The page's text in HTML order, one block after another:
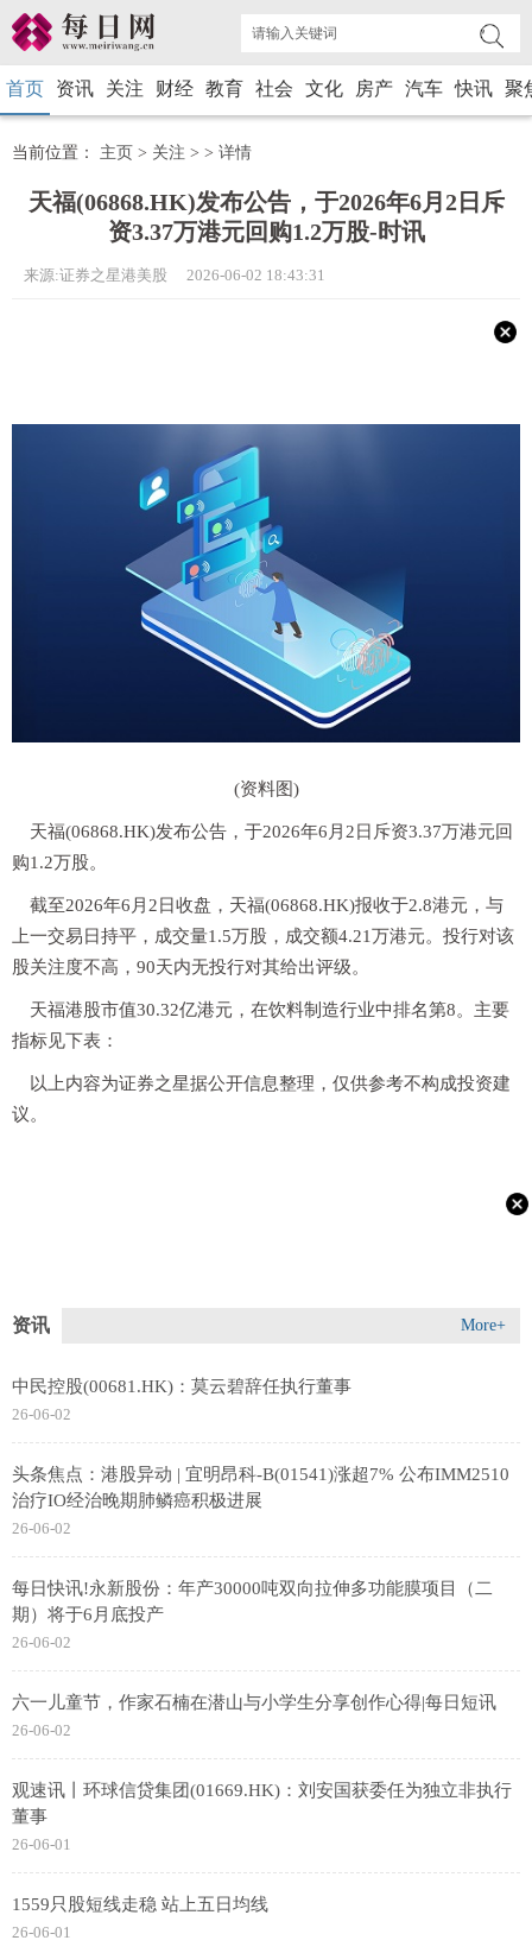
首页 资讯 关注 财经 教育 社会 文化 房产 汽车 快讯 聚
当前位置： 主页 > 关注 > > 详情
天福(06868.HK)发布公告，于2026年6月2日斥
资3.37万港元回购1.2万股-时讯
来源:证券之星港美股 2026-06-02 18:43:31
(资料图)
天福(06868.HK)发布公告，于2026年6月2日斥资3.37万港元回
购1.2万股。
截至2026年6月2日收盘，天福(06868.HK)报收于2.8港元，与
上一交易日持平，成交量1.5万股，成交额4.21万港元。投行对该
股关注度不高，90天内无投行对其给出评级。
天福港股市值30.32亿港元，在饮料制造行业中排名第8。主要
指标见下表：
以上内容为证券之星据公开信息整理，仅供参考不构成投资建
议。
资讯 More+
中民控股(00681.HK)：莫云碧辞任执行董事
26-06-02
头条焦点：港股异动 | 宜明昂科-B(01541)涨超7% 公布IMM2510
治疗IO经治晚期肺鳞癌积极进展
26-06-02
每日快讯!永新股份：年产30000吨双向拉伸多功能膜项目（二
期）将于6月底投产
26-06-02
六一儿童节，作家石楠在潜山与小学生分享创作心得|每日短讯
26-06-02
观速讯丨环球信贷集团(01669.HK)：刘安国获委任为独立非执行
董事
26-06-01
1559只股短线走稳 站上五日均线
26-06-01